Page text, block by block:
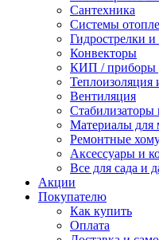
Сантехника
Системы
Гидрострелки
Конвекторы
КИП / приборы
Теплоизоляция
Вентиляция
Стабилизаторы
Материалы для
Ремонтные
Аксессуары и
Все для сада и
Акции
Покупателю
Как купить
Оплата